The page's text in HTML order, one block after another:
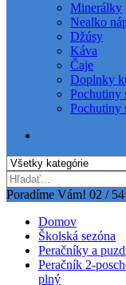
Minerálky
Nealko
Džúsy
Káva
Čaje
Doplnky
Pochutiny
Pochutiny
Poradíme Vám! 02 /
Domov
Školská sezóna
Peračníky a
Peračník 2-
plný